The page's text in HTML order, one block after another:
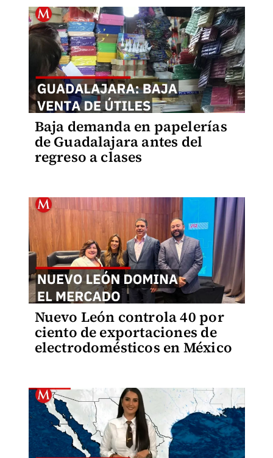
Baja demanda en papelerías
de Guadalajara antes del
regreso a clases
Nuevo León controla 40 por
ciento de exportaciones de
electrodomésticos en México